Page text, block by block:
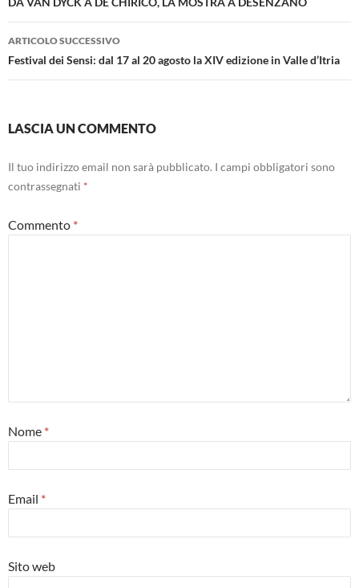
ARTICOLO SUCCESSIVO
Festival dei Sensi: dal 17 al 20 agosto la XIV edizione in Valle d’Itria
LASCIA UN COMMENTO
Il tuo indirizzo email non sarà pubblicato. I campi obbligatori sono
contrassegnati *
Commento *
Nome *
Email *
Sito web